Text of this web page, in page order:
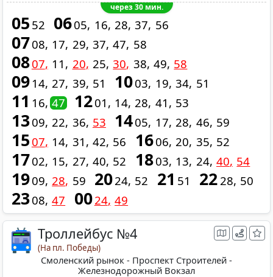
через 30 мин.
05 52 0605 16 28 37 56
0708 17 29 37 47 58
0807 11 20 25 30 38 49 58
09 14 27 39 51 1003 19 34 51
11 16 47 1201 14 28 41 53
1309 22 36 53 1405 17 28 46 59
15 07 14 31 42 56 1606 20 35 52
1702 15 27 40 52 1803 13 24 40 54
1909 28 59 2024 52 21 51 22 28 50
2308 47 0024 49
Троллейбус №4
(На пл. Победы)
Смоленский рынок - Проспект Строителей -
Железнодорожный Вокзал